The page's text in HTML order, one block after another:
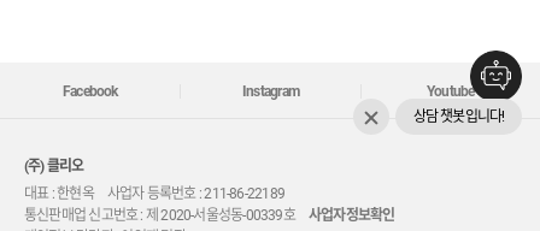
Facebook Instagram Youtube
(주) 클리오
대표 : 한현옥 사업자 등록번호 : 211-86-22189
통신판매업 신고번호 : 제 2020-서울성동-00339호사업자정보확인
상담 챗봇입니다!